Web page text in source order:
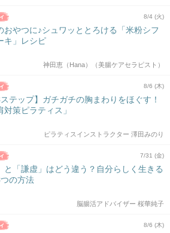
8/4 (火)
おやつに♪シュワッととろける「米粉シフ
キ」レシピ
神田恵（Hana）（美腸ケアセラピスト）
8/6 (木)
ステップ】ガチガチの胸まわりをほぐす！
対策ピラティス」
ピラティスインストラクター 澤田みのり
7/31 (金)
と「謙虚」はどう違う？自分らしく生きる
の方法
脳腸活アドバイザー 桜華純子
8/6 (木)